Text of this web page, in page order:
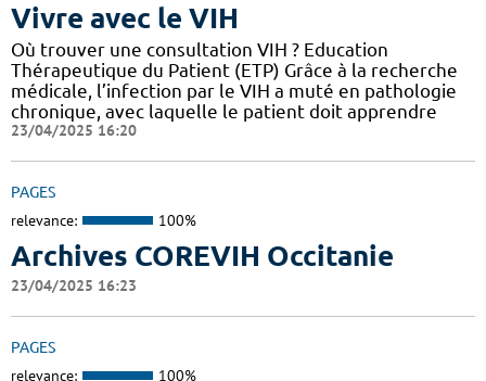
Vivre avec le VIH
Où trouver une consultation VIH ? Education
Thérapeutique du Patient (ETP) Grâce à la recherche
médicale, l’infection par le VIH a muté en pathologie
chronique, avec laquelle le patient doit apprendre
23/04/2025 16:20
PAGES
relevance: 100%
Archives COREVIH Occitanie
23/04/2025 16:23
PAGES
relevance: 100%